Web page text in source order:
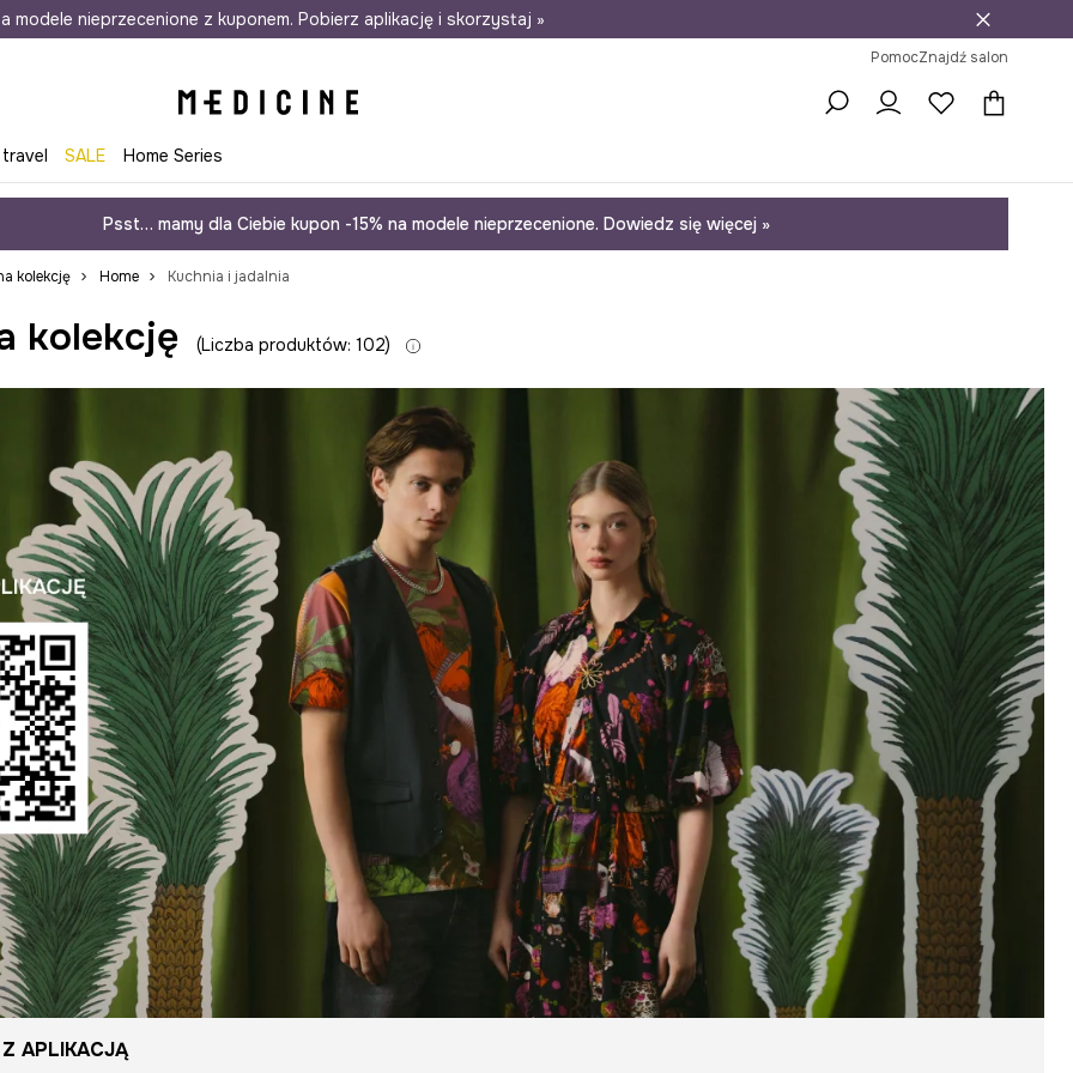
w 24h Darmowa dostawa do salonów 30 dni na zwrot
modele nieprzecenione z kuponem. Pobierz aplikację i skorzystaj »
PomocZnajdź salon
SALE Home Series
Psst… mamy dla Ciebie kupon -15% na modele nieprzecenione. Dowiedz się więcej »
kolekcję Home Kuchnia i jadalnia
kolekcję Liczba produktów: 102
APLIKACJĄ